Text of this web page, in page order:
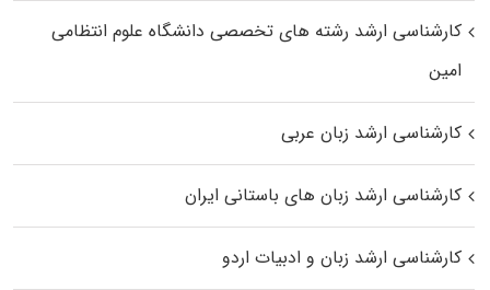
کارشناسی ارشد رﺷﺘﻪ ﻫﺎی تخصصی داﻧﺸﮕﺎه ﻋﻠﻮم انتظامی
اﻣﻴﻦ
کارشناسی ارشد زبان عربی
کارشناسی ارشد زبان‌ های باستانی ایران
کارشناسی ارشد زبان و ادبیات اردو